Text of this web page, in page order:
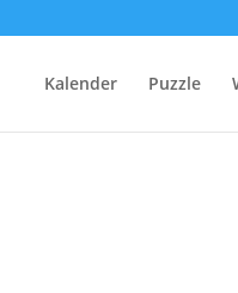
Kalender Puzzle